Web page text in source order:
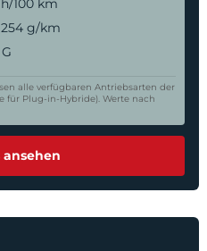
100 km
g/km
alle verfügbaren Antriebsarten der
für Plug-in-Hybride). Werte nach
ansehen